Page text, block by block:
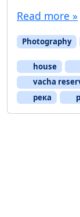
Read more »
Photography
house
vacha
река